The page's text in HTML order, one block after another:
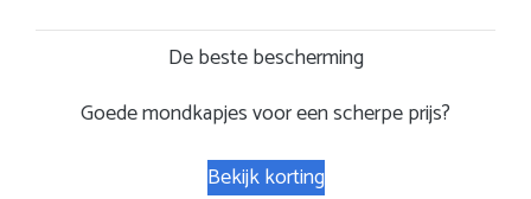
De beste bescherming
Goede mondkapjes voor een scherpe prijs?
Bekijk korting